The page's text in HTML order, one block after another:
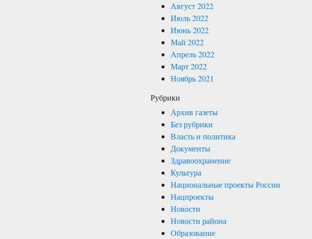
Август 2022
Июль 2022
Июнь 2022
Май 2022
Апрель 2022
Март 2022
Ноябрь 2021
Рубрики
Архив газеты
Без рубрики
Власть и политика
Документы
Здравоохранение
Культура
Национальные проекты России
Нацпроекты
Новости
Новости района
Образование